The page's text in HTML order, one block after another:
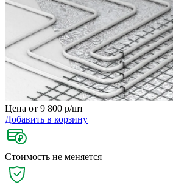
Цена от 9 800 р/шт
Добавить в корзину
Стоимость не меняется